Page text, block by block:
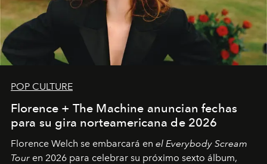
POP CULTURE
Florence + The Machine anuncian fechas
para su gira norteamericana de 2026
Florence Welch se embarcará en el Everybody Scream
Tour en 2026 para celebrar su próximo sexto álbum,